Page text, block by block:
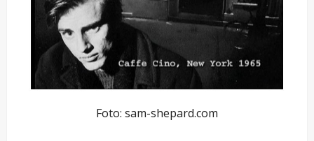
Foto: sam-shepard.com